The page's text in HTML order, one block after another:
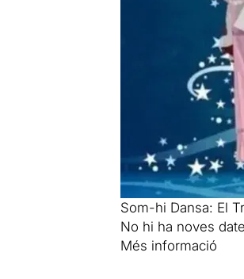
Som-hi Dansa: El
No hi ha noves
Més informació